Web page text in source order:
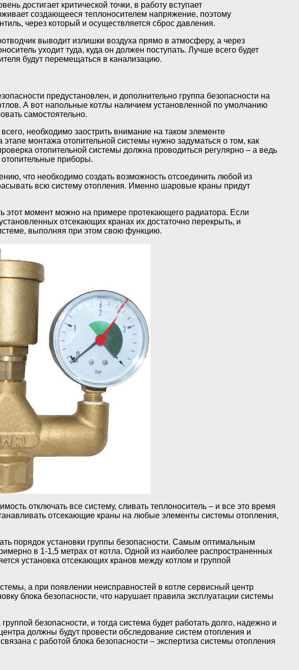
достигает критической точки, в работу вступает
создающееся теплоносителем напряжение, поэтому
через который и осуществляется сброс давления.
выводит излишки воздуха прямо в атмосферу, а через
уходит туда, куда он должен поступать. Лучше всего будет
будут перемещаться в канализацию.
предустановлен, и дополнительно группа безопасности на
А вот напольные котлы наличием установленной по умолчанию
самостоятельно.
необходимо заострить внимание на таком элементе
монтажа отопительной системы нужно задуматься о том, как
отопительной системы должна проводиться регулярно – а ведь
отопительные приборы.
что необходимо создать возможность отсоединить любой из
всю систему отопления. Именно шаровые краны придут
момент можно на примере протекающего радиатора. Если
отсекающих кранах их достаточно перекрыть, и
выполняя при этом свою функцию.
отключать все систему, сливать теплоноситель – и все это время
отсекающие краны на любые элементы системы отопления,
порядок установки группы безопасности. Самым оптимальным
в 1-1,5 метрах от котла. Одной из наиболее распространенных
установка отсекающих кранов между котлом и группой
а при появлении неисправностей в котле сервисный центр
блока безопасности, что нарушает правила эксплуатации системы
безопасности, и тогда система будет работать долго, надежно и
должны будут провести обследование систем отопления и
с работой блока безопасности – экспертиза системы отопления